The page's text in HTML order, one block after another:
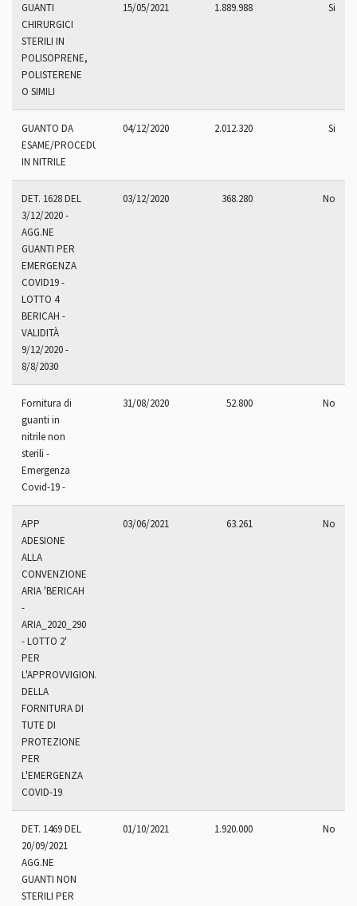
GUANTI
CHIRURGICI
STERILI IN
POLISOPRENE,
POLISTERENE
O SIMILI
15/05/2021 1.889.988 Si
GUANTO DA
ESAME/PROCEDURA
IN NITRILE
04/12/2020 2.012.320 Si
DET. 1628 DEL
3/12/2020 -
AGG.NE
GUANTI PER
EMERGENZA
COVID19 -
LOTTO 4
BERICAH -
VALIDITÀ
9/12/2020 -
8/8/2030
03/12/2020 368.280 No
Fornitura di
guanti in
nitrile non
sterili -
Emergenza
Covid-19 -
31/08/2020 52.800 No
APP
ADESIONE
ALLA
CONVENZIONE
ARIA 'BERICAH
-
ARIA_2020_290
- LOTTO 2'
PER
L'APPROVVIGIONAMENTO
DELLA
FORNITURA DI
TUTE DI
PROTEZIONE
PER
L'EMERGENZA
COVID-19
03/06/2021 63.261 No
DET. 1469 DEL
20/09/2021
AGG.NE
GUANTI NON
STERILI PER
01/10/2021 1.920.000 No